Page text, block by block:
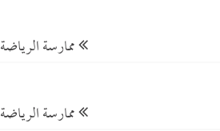
ممارسة الرياضة
ممارسة الرياضة